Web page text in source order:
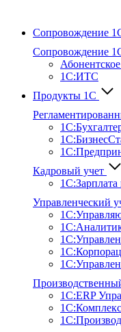
Сопровождение
Сопровождение
1С:ИТС
Продукты 1С
Кадровый учет
Управленческий
1С:ERP